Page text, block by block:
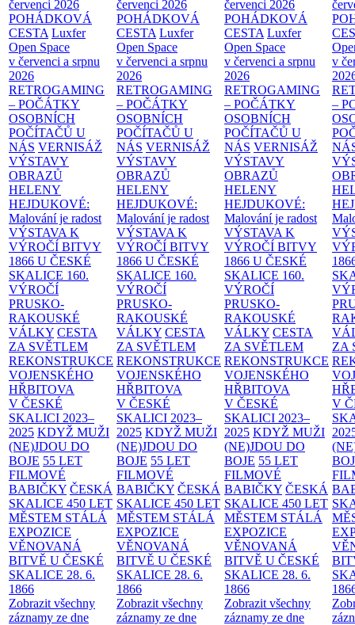
červenci 2026
POHÁDKOVÁ
CESTA Luxfer
Open Space
v červenci a srpnu
2026
RETROGAMING
– POČÁTKY
OSOBNÍCH
POČÍTAČŮ U
NÁS VERNISÁŽ
VÝSTAVY
OBRAZŮ
HELENY
HEJDUKOVÉ:
Malování je radost
VÝSTAVA K
VÝROČÍ BITVY
1866 U ČESKÉ
SKALICE 160.
VÝROČÍ
PRUSKO-
RAKOUSKÉ
VÁLKY CESTA
ZA SVĚTLEM
REKONSTRUKCE
VOJENSKÉHO
HŘBITOVA
V ČESKÉ
SKALICI 2023–
2025 KDYŽ MUŽI
(NE)JDOU DO
BOJE 55 LET
FILMOVÉ
BABIČKY ČESKÁ
SKALICE 450 LET
MĚSTEM STÁLÁ
EXPOZICE
VĚNOVANÁ
BITVĚ U ČESKÉ
SKALICE 28. 6.
1866
Zobrazit všechny
záznamy ze dne
červenci 2026
POHÁDKOVÁ
CESTA Luxfer
Open Space
v červenci a srpnu
2026
RETROGAMING
– POČÁTKY
OSOBNÍCH
POČÍTAČŮ U
NÁS VERNISÁŽ
VÝSTAVY
OBRAZŮ
HELENY
HEJDUKOVÉ:
Malování je radost
VÝSTAVA K
VÝROČÍ BITVY
1866 U ČESKÉ
SKALICE 160.
VÝROČÍ
PRUSKO-
RAKOUSKÉ
VÁLKY CESTA
ZA SVĚTLEM
REKONSTRUKCE
VOJENSKÉHO
HŘBITOVA
V ČESKÉ
SKALICI 2023–
2025 KDYŽ MUŽI
(NE)JDOU DO
BOJE 55 LET
FILMOVÉ
BABIČKY ČESKÁ
SKALICE 450 LET
MĚSTEM STÁLÁ
EXPOZICE
VĚNOVANÁ
BITVĚ U ČESKÉ
SKALICE 28. 6.
1866
Zobrazit všechny
záznamy ze dne
červenci 2026
POHÁDKOVÁ
CESTA Luxfer
Open Space
v červenci a srpnu
2026
RETROGAMING
– POČÁTKY
OSOBNÍCH
POČÍTAČŮ U
NÁS VERNISÁŽ
VÝSTAVY
OBRAZŮ
HELENY
HEJDUKOVÉ:
Malování je radost
VÝSTAVA K
VÝROČÍ BITVY
1866 U ČESKÉ
SKALICE 160.
VÝROČÍ
PRUSKO-
RAKOUSKÉ
VÁLKY CESTA
ZA SVĚTLEM
REKONSTRUKCE
VOJENSKÉHO
HŘBITOVA
V ČESKÉ
SKALICI 2023–
2025 KDYŽ MUŽI
(NE)JDOU DO
BOJE 55 LET
FILMOVÉ
BABIČKY ČESKÁ
SKALICE 450 LET
MĚSTEM STÁLÁ
EXPOZICE
VĚNOVANÁ
BITVĚ U ČESKÉ
SKALICE 28. 6.
1866
Zobrazit všechny
záznamy ze dne
v
–
ZA
V